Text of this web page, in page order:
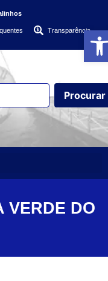
Transparência
Procurar
VERDE DO